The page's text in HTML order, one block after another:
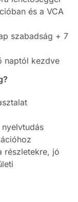
és a VCA
szabadság + 7
naptól kezdve
részletekre, jó